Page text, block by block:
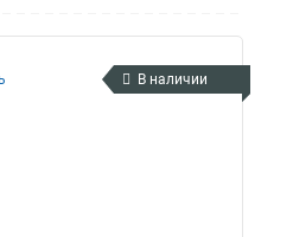
В наличии